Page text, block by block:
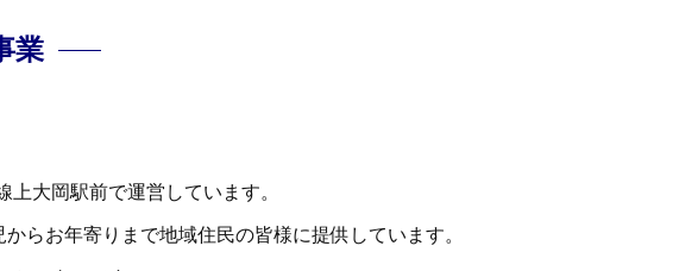
業
大岡駅前で運営しています。
らお年寄りまで地域住民の皆様に提供しています。